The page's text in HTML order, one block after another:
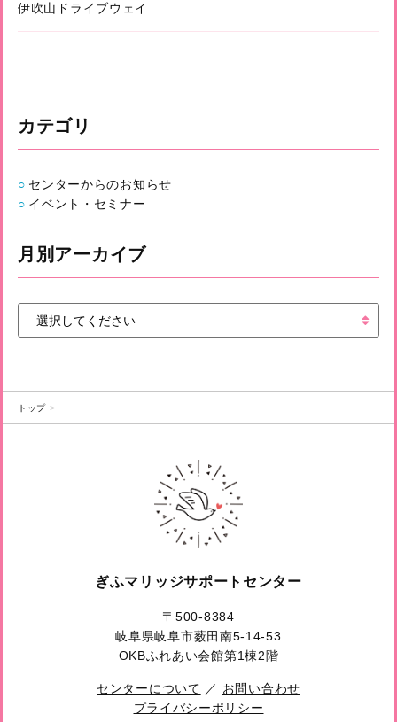
伊吹山ドライブウェイ
カテゴリ
センターからのお知らせ
イベント・セミナー
月別アーカイブ
トップ
ぎふマリッジサポートセンター
〒500-8384
岐阜県岐阜市薮田南5-14-53
OKBふれあい会館第1棟2階
センターについて ／ お問い合わせ
プライバシーポリシー